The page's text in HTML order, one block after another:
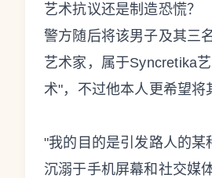
艺术抗议还是制造恐慌？
警方随后将该男子及其三
艺术家，属于Syncretika
术"，不过他本人更希望将
"我的目的是引发路人的
沉溺于手机屏幕和社交媒